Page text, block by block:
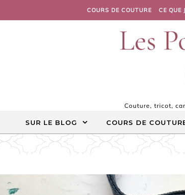
COURS DE COUTURE CE QUE
Couture, tricot,
SUR LE BLOG COURS DE